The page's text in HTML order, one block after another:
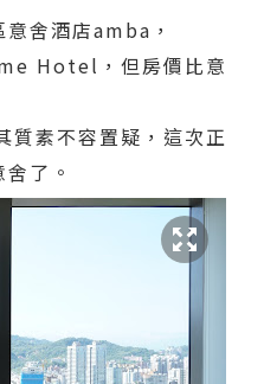
舍酒店amba，
Hotel，但房價比意
素不容置疑，這次正
了。